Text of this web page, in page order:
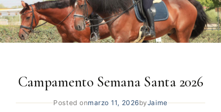
Campamento Semana Santa 2026
Posted onmarzo 11, 2026byJaime